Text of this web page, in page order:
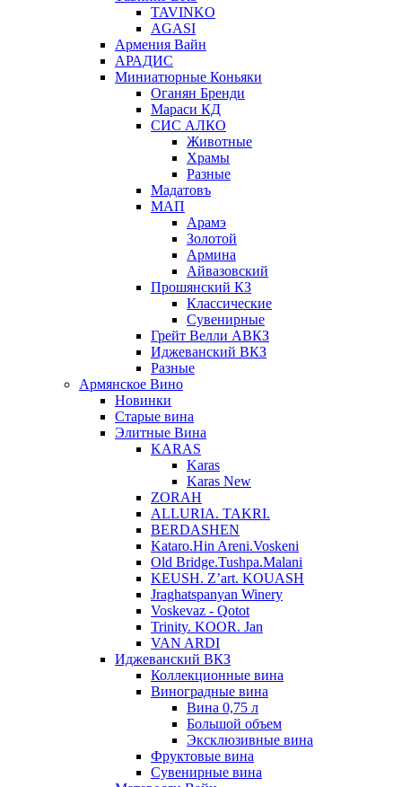
TAVINKO
AGASI
Армения Вайн
АРАДИС
Миниатюрные Коньяки
Оганян Бренди
Мараси КД
СИС АЛКО
Животные
Храмы
Разные
Мадатовъ
МАП
Арамэ
Золотой
Армина
Айвазовский
Прошянский КЗ
Классические
Сувенирные
Грейт Велли АВКЗ
Иджеванский ВКЗ
Разные
Армянское Вино
Новинки
Старые вина
Элитные Вина
KARAS
Karas
Karas New
ZORAH
ALLURIA. TAKRI.
BERDASHEN
Kataro.Hin Areni.Voskeni
Old Bridge.Tushpa.Malani
KEUSH. Z’art. KOUASH
Jraghatspanyan Winery
Voskevaz - Qotot
Trinity. KOOR. Jan
VAN ARDI
Иджеванский ВКЗ
Коллекционные вина
Виноградные вина
Вина 0,75 л
Большой объем
Эксклюзивные вина
Фруктовые вина
Cувенирные вина